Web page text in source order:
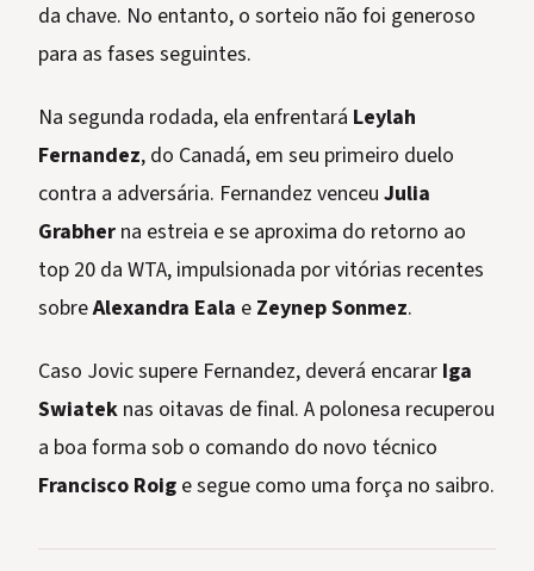
da chave. No entanto, o sorteio não foi generoso
para as fases seguintes.
Na segunda rodada, ela enfrentará Leylah
Fernandez, do Canadá, em seu primeiro duelo
contra a adversária. Fernandez venceu Julia
Grabher na estreia e se aproxima do retorno ao
top 20 da WTA, impulsionada por vitórias recentes
sobreAlexandra Eala e Zeynep Sonmez.
Caso Jovic supere Fernandez, deverá encarar Iga
Swiatek nas oitavas de final. A polonesa recuperou
a boa forma sob o comando do novo técnico
Francisco Roig e segue como uma força no saibro.